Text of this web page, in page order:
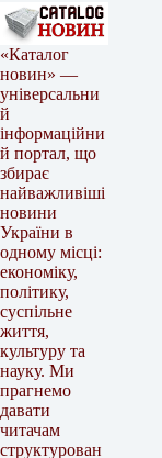
«Каталог
новин» —
універсальни
й
інформаційни
й портал, що
збирає
найважливіші
новини
України в
одному місці:
економіку,
політику,
суспільне
життя,
культуру та
науку. Ми
прагнемо
давати
читачам
структурован